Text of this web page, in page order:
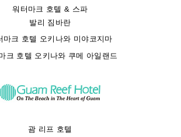
워터마크 호텔 & 스파
발리 짐바란
마크 호텔 오키나와 미야코지마
크 호텔 오키나와 쿠메 아일랜드
괌 리프 호텔